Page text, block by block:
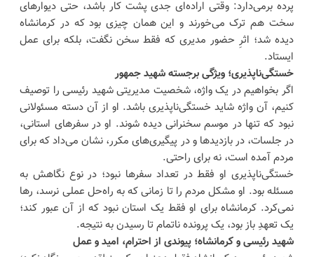
پرده برمی‌دارد: وقتی اراده‌ای جدی پشت کار باشد، حتی دیوارهای
سخت هم ترک می‌خورند و این همان چیزی بود که در کرمانشاه
دیده شد؛ اثرِ حضور مدیری که فقط سخن نگفت، بلکه برای عمل
ایستاد.
خستگی‌ناپذیری؛ ویژگی برجسته شهید جمهور
اگر بخواهیم در یک واژه، شخصیت مدیریتی شهید رئیسی را توصیف
کنیم، آن واژه شاید خستگی‌ناپذیری باشد. او از آن دسته مسئولانی
نبود که تنها در موسم سخنرانی دیده شوند. او در سفرهای استانی،
در جلسات، در بازدیدها و در پیگیری‌های مکرر، نشان می‌داد که برای
مردم آمده است، نه برای راحتی.
خستگی‌ناپذیری او فقط در تعداد سفرها نبود؛ در نوع نگاهش به
مسئله بود. او مشکل مردم را تا زمانی که به راه‌حل عملی نرسد، رها
نمی‌کرد. کرمانشاه برای او فقط یک استان نبود که از آن عبور کند؛
یک تعهدِ باز بود، یک پرونده‌ ناتمام تا رسیدن به نتیجه.
شهید رئیسی و کرمانشاه؛ پیوندی از احترام، امید و عمل